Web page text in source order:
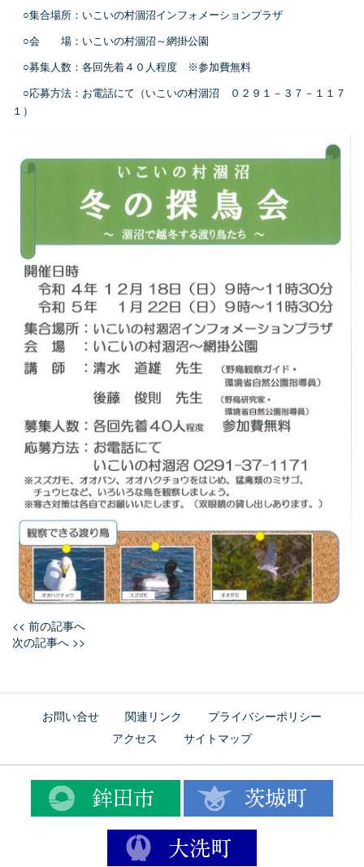
○集合場所：いこいの村涸沼インフォメーションプラザ
○会 場：いこいの村涸沼～網掛公園
○募集人数：各回先着４０人程度 ※参加費無料
○応募方法：お電話にて（いこいの村涸沼 ０２９１－３７－１１７
１）
<< 前の記事へ
次の記事へ >>
お問い合せ 関連リンク
プライバシーポリシー
アクセス
サイトマップ